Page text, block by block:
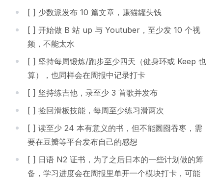
[ ] 少数派发布 10 篇文章，赚猫罐头钱
[ ] 开始做 B 站 up 与 Youtuber，至少发 10 个视
频，不能太水
[ ] 坚持每周锻炼/跑步至少四天（健身环或 Keep 也
算），也同样会在周报中记录打卡
[ ] 坚持练吉他，录至少 3 首歌并发布
[ ] 捡回滑板技能，每周至少练习滑两次
[ ] 读至少 24 本有意义的书，但不能囫囵吞枣，需
要在豆瓣等平台发布自己的感想
[ ] 日语 N2 证书，为了之后日本的一些计划做的筹
备，学习进度会在周报里单开一个模块打卡，可能